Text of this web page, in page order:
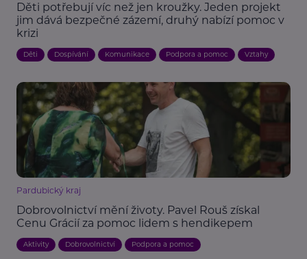
Děti potřebují víc než jen kroužky. Jeden projekt
jim dává bezpečné zázemí, druhý nabízí pomoc v
krizi
Děti Dospívání Komunikace Podpora a pomoc Vztahy
Pardubický kraj
Dobrovolnictví mění životy. Pavel Rouš získal
Cenu Grácií za pomoc lidem s hendikepem
Aktivity Dobrovolnictví Podpora a pomoc